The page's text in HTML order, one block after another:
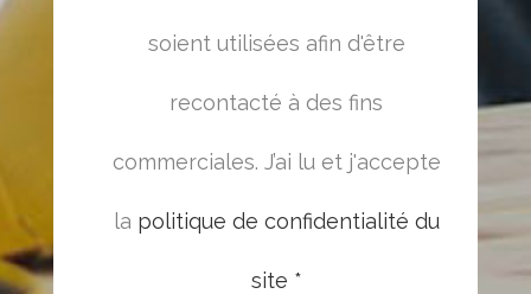
soient utilisées afin d'être
recontacté à des fins
commerciales. J’ai lu et j'accepte
la politique de confidentialité du
site *